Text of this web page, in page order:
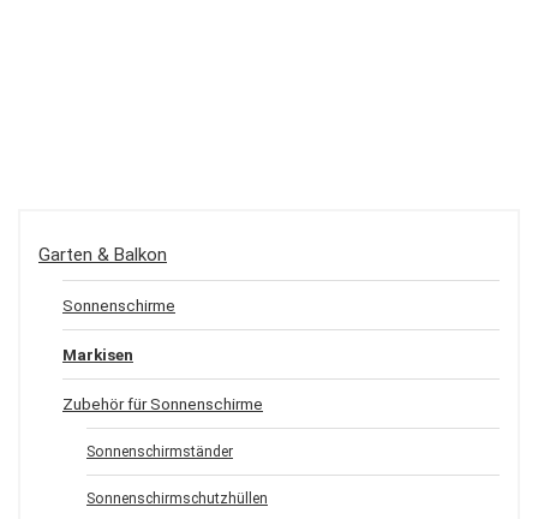
Garten & Balkon
Sonnenschirme
Markisen
Zubehör für Sonnenschirme
Sonnenschirmständer
Sonnenschirmschutzhüllen